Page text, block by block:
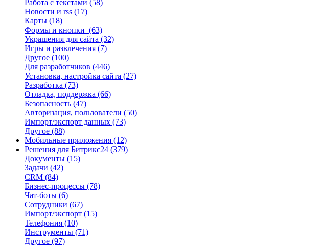
Работа с текстами (58)
Новости и rss (17)
Карты (18)
Формы и кнопки (63)
Украшения для сайта (32)
Игры и развлечения (7)
Другое (100)
Для разработчиков (446)
Установка, настройка сайта (27)
Разработка (73)
Отладка, поддержка (66)
Безопасность (47)
Авторизация, пользователи (50)
Импорт/экспорт данных (73)
Другое (88)
Мобильные приложения (12)
Решения для Битрикс24 (379)
Документы (15)
Задачи (42)
CRM (84)
Бизнес-процессы (78)
Чат-боты (6)
Сотрудники (67)
Импорт/экспорт (15)
Телефония (10)
Инструменты (71)
Другое (97)